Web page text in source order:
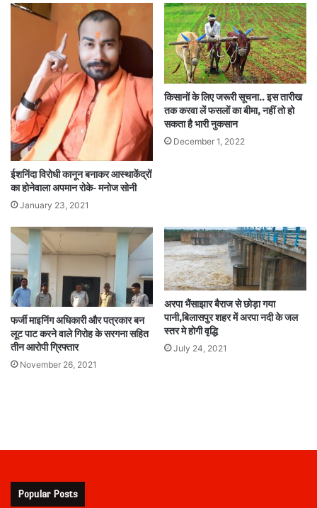
ईशनिंदा विरोधी कानून बनाकर आस्‍थाकेंद्रों
का होनेवाला अपमान रोके- मनोज सोनी
January 23, 2021
किसानों के लिए जरूरी सूचना.. इस तारीख
तक करवा लें फसलों का बीमा, नहीं तो हो
सकता है भारी नुकसान
December 1, 2022
फर्जी माइनिंग अधिकारी और पत्रकार बन
लूट पाट करने वाले गिरोह के सरगना सहित
तीन आरोपी ग्रिफ्तार
November 26, 2021
अरपा भैंसाझार बैराज से छोड़ा गया
पानी,बिलासपुर शहर में अरपा नदी के जल
स्तर मे होगी वृद्धि
July 24, 2021
Popular Posts